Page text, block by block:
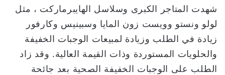
شهدت المتاجر الكبرى وسلاسل الهايبرماركت ، مثل
لولو ونستو وويست زون المايا وسبينيس وكارفور
زيادة في الطلب وزيادة لمبيعات الوجبات الخفيفة
والحلويات المستوردة وذات القيمة العالية. وقد زاد
الطلب على الوجبات الخفيفة الصحية بعد جائحة